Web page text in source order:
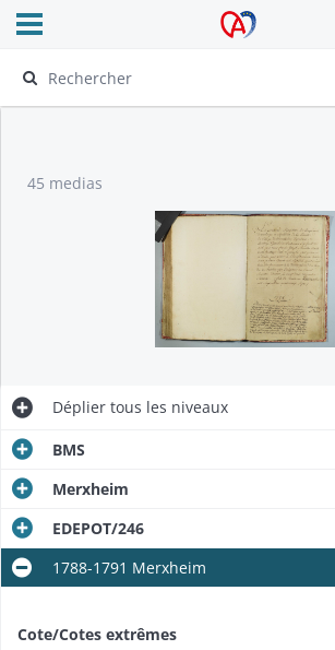
Archives Alsace - Colmar
Ouvrir le menu déroulant
45 medias
Déplier tous les niveaux
BMS
Merxheim
EDEPOT/246
1788-1791 Merxheim
Cote/Cotes extrêmes